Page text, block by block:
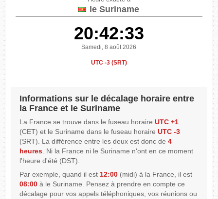
le Suriname
20:42:33
Samedi, 8 août 2026
UTC -3 (SRT)
Informations sur le décalage horaire entre
la France et le Suriname
La France se trouve dans le fuseau horaireUTC +1
(CET) et le Suriname dans le fuseau horaireUTC -3
(SRT). La différence entre les deux est donc de4
heures. Ni la France ni le Suriname n'ont en ce moment
l'heure d'été (DST).
Par exemple, quand il est12:00 (midi) à la France, il est
08:00 à le Suriname. Pensez à prendre en compte ce
décalage pour vos appels téléphoniques, vos réunions ou